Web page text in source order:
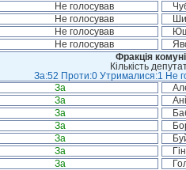
Не голосував
Не голосував
Не голосував
Не голосував
Фракція
Кількість
За:52 Проти:0 Утрималися:1 Не
За
За
За
За
За
За
За